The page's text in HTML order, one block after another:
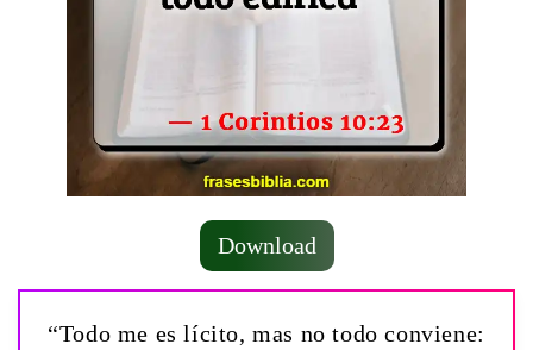
Download
“Todo me es lícito, mas no todo conviene: